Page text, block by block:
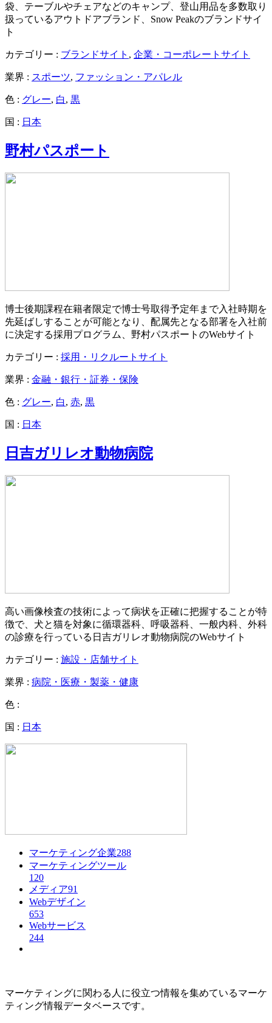
袋、テーブルやチェアなどのキャンプ、登山用品を多数取り
扱っているアウトドアブランド、Snow Peakのブランドサイ
ト
カテゴリー : ブランドサイト , 企業・コーポレートサイト
業界 : スポーツ, ファッション・アパレル
色 : グレー, 白, 黒
国 : 日本
野村パスポート
博士後期課程在籍者限定で博士号取得予定年まで入社時期を
先延ばしすることが可能となり、配属先となる部署を入社前
に決定する採用プログラム、野村パスポートのWebサイト
カテゴリー : 採用・リクルートサイト
業界 : 金融・銀行・証券・保険
色 : グレー, 白, 赤, 黒
国 : 日本
日吉ガリレオ動物病院
高い画像検査の技術によって病状を正確に把握することが特
徴で、犬と猫を対象に循環器科、呼吸器科、一般内科、外科
の診療を行っている日吉ガリレオ動物病院のWebサイト
カテゴリー : 施設・店舗サイト
業界 : 病院・医療・製薬・健康
色 :
国 : 日本
マーケティング企業288
マーケティングツール
120
メディア91
Webデザイン
653
Webサービス
244
マーケティングに関わる人に役立つ情報を集めているマーケ
ティング情報データベースです。